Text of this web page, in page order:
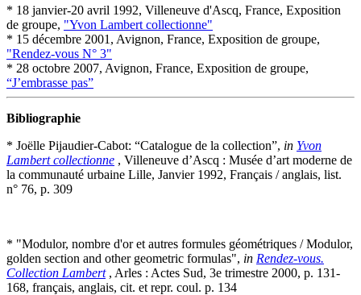
* 18 janvier-20 avril 1992, Villeneuve d'Ascq, France, Exposition
de groupe, "Yvon Lambert collectionne"
* 15 décembre 2001, Avignon, France, Exposition de groupe,
"Rendez-vous N° 3"
* 28 octobre 2007, Avignon, France, Exposition de groupe,
“J’embrasse pas”
Bibliographie
* Joëlle Pijaudier-Cabot: “Catalogue de la collection”, in Yvon
Lambert collectionne , Villeneuve d’Ascq : Musée d’art moderne de
la communauté urbaine Lille, Janvier 1992, Français / anglais, list.
n° 76, p. 309
* "Modulor, nombre d'or et autres formules géométriques / Modulor,
golden section and other geometric formulas", in Rendez-vous.
Collection Lambert, Arles : Actes Sud, 3e trimestre 2000, p. 131-
168, français, anglais, cit. et repr. coul. p. 134